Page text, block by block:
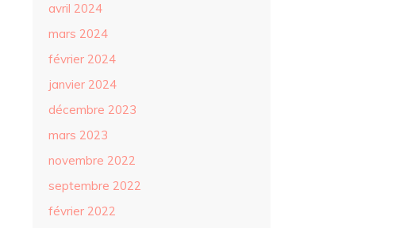
avril 2024
mars 2024
février 2024
janvier 2024
décembre 2023
mars 2023
novembre 2022
septembre 2022
février 2022